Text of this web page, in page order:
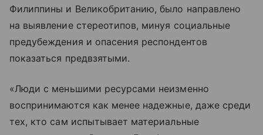
Филиппины и Великобританию, было направлено
на выявление стереотипов, минуя социальные
предубеждения и опасения респондентов
показаться предвзятыми.
«Люди с меньшими ресурсами неизменно
воспринимаются как менее надежные, даже среди
тех, кто сам испытывает материальные